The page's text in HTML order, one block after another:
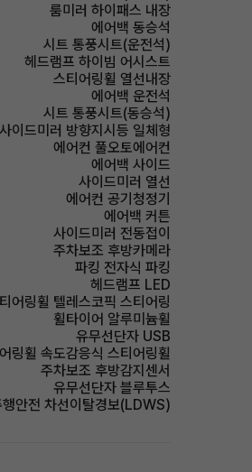
룸미러 하이패스 내장
에어백 동승석
시트 통풍시트(운전석)
헤드램프 하이빔 어시스트
스티어링휠 열선내장
에어백 운전석
시트 통풍시트(동승석)
사이드미러 방향지시등 일체형
에어컨 풀오토에어컨
에어백 사이드
사이드미러 열선
에어컨 공기청정기
에어백 커튼
사이드미러 전동접이
주차보조 후방카메라
파킹 전자식 파킹
헤드램프 LED
어링휠 텔레스코픽 스티어링
휠타이어 알루미늄휠
유무선단자 USB
링휠 속도감응식 스티어링휠
주차보조 후방감지센서
유무선단자 블루투스
행안전 차선이탈경보(LDWS)